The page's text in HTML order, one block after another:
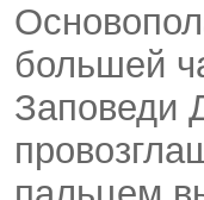
большей
Заповеди